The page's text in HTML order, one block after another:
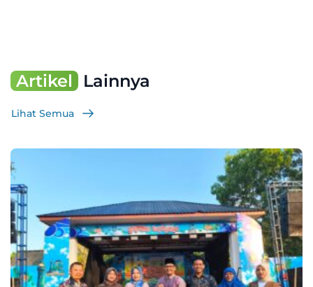
Artikel Lainnya
Lihat Semua